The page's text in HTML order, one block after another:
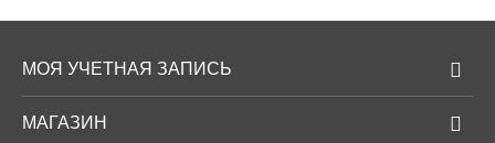
МОЯ УЧЕТНАЯ ЗАПИСЬ
МАГАЗИН